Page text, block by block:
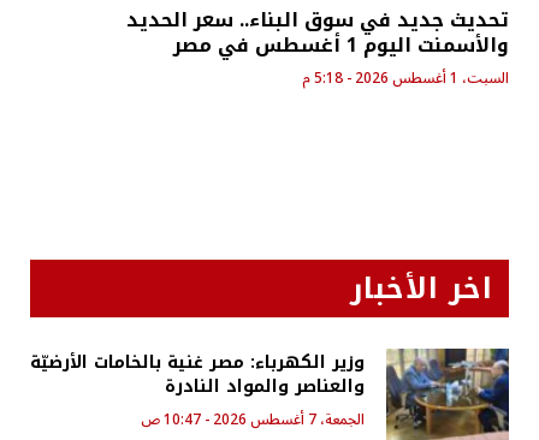
تحديث جديد في سوق البناء.. سعر الحديد
والأسمنت اليوم 1 أغسطس في مصر
السبت، 1 أغسطس 2026 - 5:18 م
اخر الأخبار
وزير الكهرباء: مصر غنية بالخامات الأرضيّة
والعناصر والمواد النادرة
الجمعة، 7 أغسطس 2026 - 10:47 ص